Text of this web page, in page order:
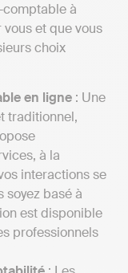
à
et que vous
choix
en ligne : Une
traditionnel,
à la
interactions se
soyez basé à
est disponible
professionnels